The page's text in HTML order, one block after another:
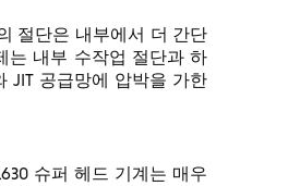
절단은 내부에서 더 간단
는 내부 수작업 절단과 하
JIT 공급망에 압박을 가한
슈퍼 헤드 기계는 매우